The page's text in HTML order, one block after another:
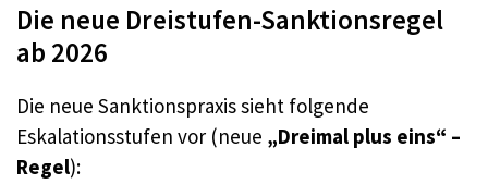
Die neue Dreistufen-Sanktionsregel
ab 2026
Die neue Sanktionspraxis sieht folgende
Eskalationsstufen vor (neue „Dreimal plus eins“ –
Regel):